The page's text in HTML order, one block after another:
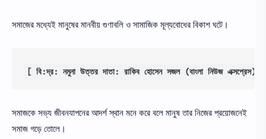
সমাজের মধ্যেই মানুষের মানবীয় গুণাবলি ও সামাজিক মূল্যবোধের বিকাশ ঘটে।
[ বি:দ্র: নমুনা উত্তর দাতা: রাকিব হোসেন সজল (বাংলা নিউজ এক্সপ্রেস)]
সমাজকে সভ্য জীবনযাপনের আদর্শ স্থান মনে করে বলে মানুষ তার নিজের প্রয়োজনেই
সমাজ গড়ে তোলে।